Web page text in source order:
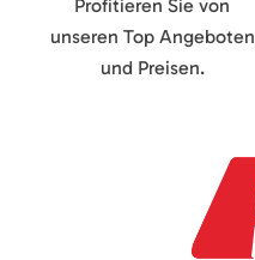
Profitieren Sie von
unseren Top Angeboten
und Preisen.